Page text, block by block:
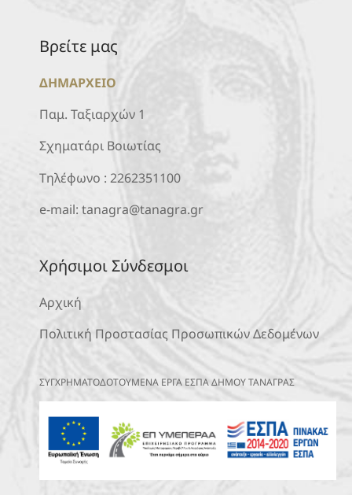
Βρείτε μας
ΔΗΜΑΡΧΕΙΟ
Παμ. Ταξιαρχών 1
Σχηματάρι Βοιωτίας
Τηλέφωνο : 2262351100
e-mail: tanagra@tanagra.gr
Χρήσιμοι Σύνδεσμοι
Αρχική
Πολιτική Προστασίας Προσωπικών Δεδομένων
ΣΥΓΧΡΗΜΑΤΟΔΟΤΟΥΜΕΝΑ ΕΡΓΑ ΕΣΠΑ ΔΗΜΟΥ ΤΑΝΑΓΡΑΣ